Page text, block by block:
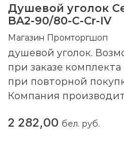
Душевой уголок
BA2-90/80-C-Cr-IV
Магазин Промторгшоп
душевой уголок.
при заказе
при повторной
Компания
2 282,00 бел. руб.